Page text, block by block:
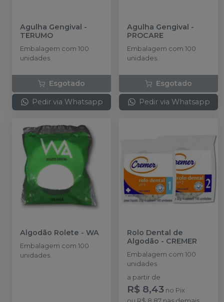
Agulha Gengival -
TERUMO
Embalagem com 100
unidades.
Esgotado
Pedir via Whatsapp
Agulha Gengival -
PROCARE
Embalagem com 100
unidades.
Esgotado
Pedir via Whatsapp
Algodão Rolete - WA
Embalagem com 100
unidades.
Rolo Dental de
Algodão - CREMER
Embalagem com 100
unidades
a partir de:
R$ 8,43 no Pix